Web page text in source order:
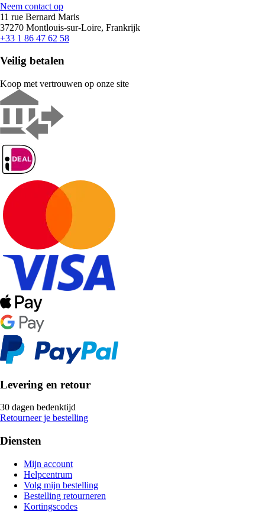
Neem contact op
11 rue Bernard Maris
37270 Montlouis-sur-Loire, Frankrijk
+33 1 86 47 62 58
Veilig betalen
Koop met vertrouwen op onze site
Levering en retour
30 dagen bedenktijd
Retourneer je bestelling
Diensten
Mijn account
Helpcentrum
Volg mijn bestelling
Bestelling retourneren
Kortingscodes